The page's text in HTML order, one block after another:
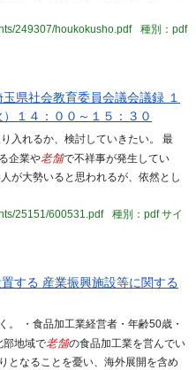
249307/houkokusho.pdf
種別：pdf
県社会教育委員会議会議録 １
１４：００～１５：３０
入れるか、検討していきたい。 最
企業や老舗で不祥事が発生してい
が大勢いると思われるが、依然とし
25151/600531.pdf
種別：pdfサイ
する 産業振興施設等に関する
。 ・食品加工業経営者・年齢50歳・
部地域で老舗の食品加工業を営んでい
となることを憂い、海外展開を含め